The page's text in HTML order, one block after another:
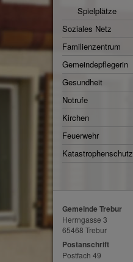
Spielplätze
Soziales Netz
Familienzentrum
Gemeindepflegerin
Gesundheit
Notrufe
Kirchen
Feuerwehr
Katastrophenschutz
Gemeinde Trebur
Herrngasse 3
65468 Trebur
Postanschrift
Postfach 49